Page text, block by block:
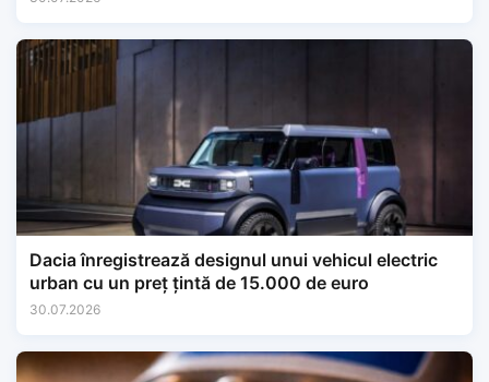
Dacia înregistrează designul unui vehicul electric
urban cu un preț țintă de 15.000 de euro
30.07.2026